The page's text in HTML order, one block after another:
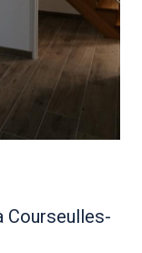
Courseulles-